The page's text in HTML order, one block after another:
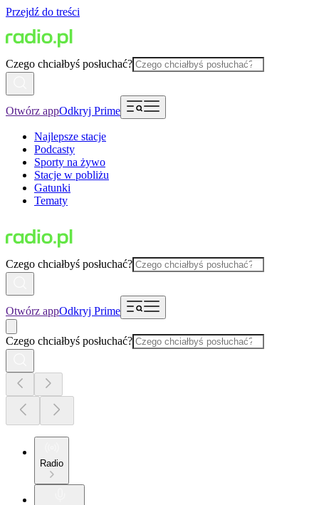
Przejdź do treści
Czego chciałbyś posłuchać?
Otwórz appOdkryj Prime
Najlepsze stacje
Podcasty
Sporty na żywo
Stacje w pobliżu
Gatunki
Tematy
Czego chciałbyś posłuchać?
Otwórz appOdkryj Prime
Czego chciałbyś posłuchać?
Radio